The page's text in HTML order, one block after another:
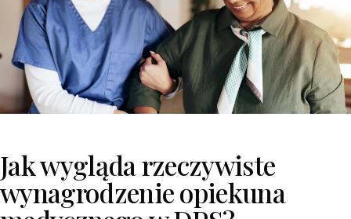
Jak wygląda rzeczywiste
wynagrodzenie opiekuna